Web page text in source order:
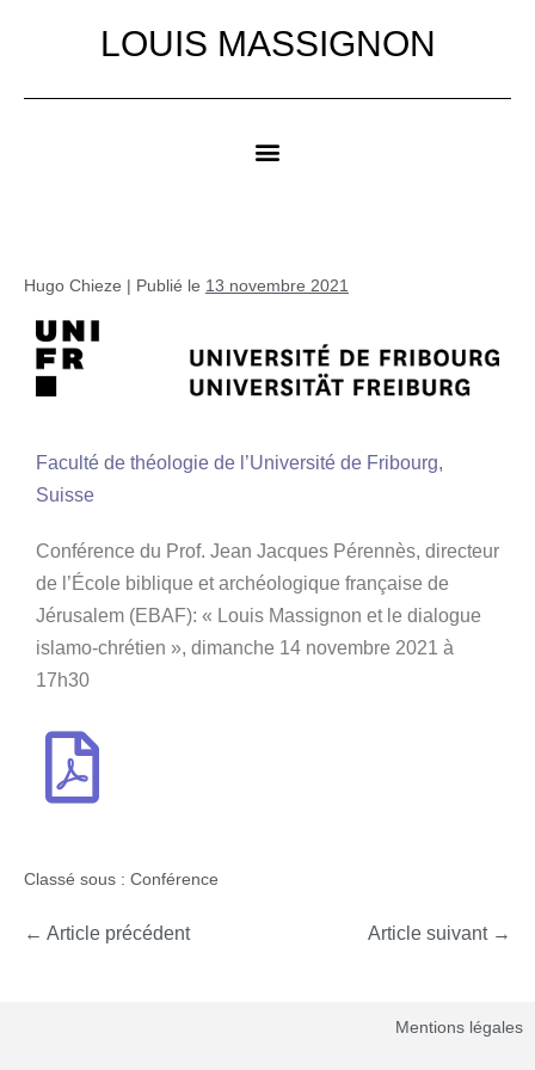
LOUIS MASSIGNON
Hugo Chieze | Publié le 13 novembre 2021
Faculté de théologie de l’Université de Fribourg,
Suisse
Conférence du Prof. Jean Jacques Pérennès, directeur
de l’École biblique et archéologique française de
Jérusalem (EBAF): « Louis Massignon et le dialogue
islamo-chrétien », dimanche 14 novembre 2021 à
17h30
Classé sous : Conférence
← Article précédent Article suivant →
Mentions légales